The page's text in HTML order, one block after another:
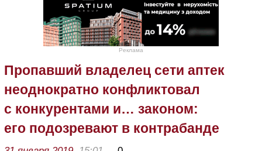
Реклама
Пропавший владелец сети аптек
неоднократно конфликтовал
с конкурентами и… законом:
его подозревают в контрабанде